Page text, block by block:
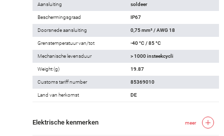
Aansluiting soldeer
Beschermingsgraad IP67
Doorsnede aansluiting 0,75 mm² / AWG 18
Grenstemperatuur van/tot -40 °C / 85 °C
Mechanische levensduur > 1000 insteekcycli
Weight (g) 19.87
Customs tariff number 85369010
Land van herkomst DE
Elektrische kenmerken meer